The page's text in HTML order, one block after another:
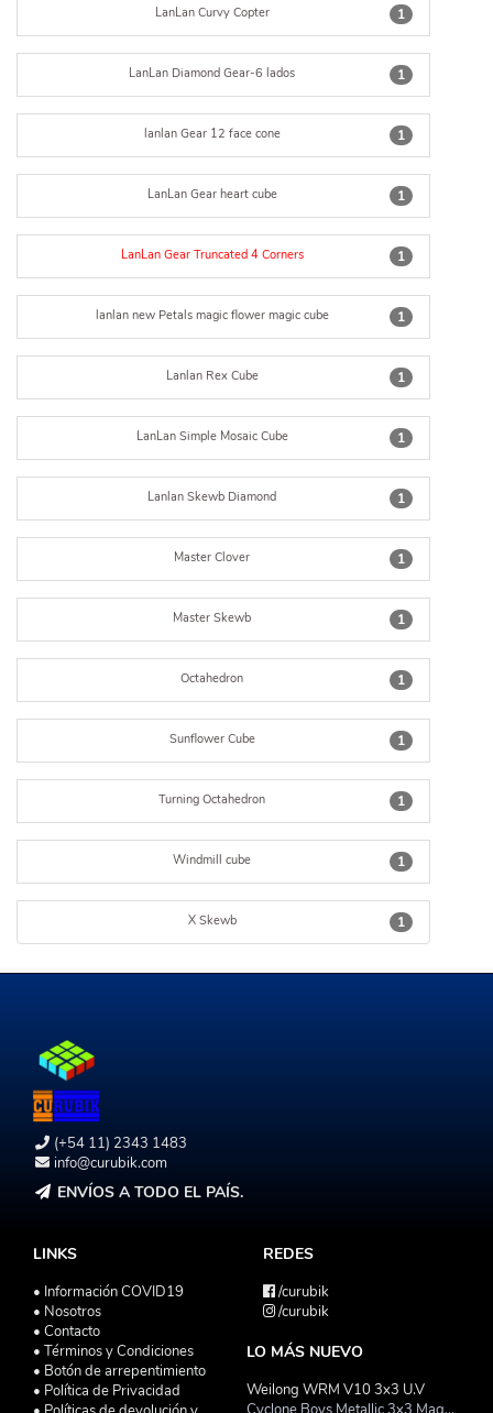
1
LanLan Curvy Copter
1
LanLan Diamond Gear-6 lados
1
lanlan Gear 12 face cone
1
LanLan Gear heart cube
1
LanLan Gear Truncated 4 Corners
1
lanlan new Petals magic flower magic cube
1
Lanlan Rex Cube
1
LanLan Simple Mosaic Cube
1
Lanlan Skewb Diamond
1
Master Clover
1
Master Skewb
1
Octahedron
1
Sunflower Cube
1
Turning Octahedron
1
Windmill cube
1
X Skewb
(+54 11) 2343 1483
info@curubik.com
ENVÍOS A TODO EL PAÍS.
LINKS
• Información COVID19
• Nosotros
• Contacto
• Términos y Condiciones
• Botón de arrepentimiento
• Política de Privacidad
REDES
/curubik
/curubik
LO MÁS NUEVO
Weilong WRM V10 3x3 U.V